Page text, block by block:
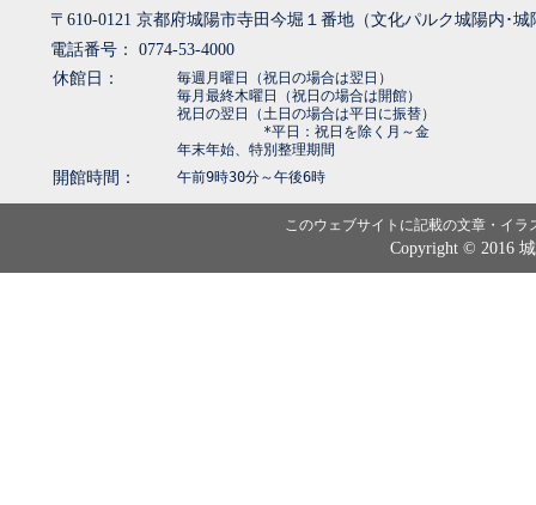
〒610-0121 京都府城陽市寺田今堀１番地（文化パルク城陽内･
電話番号： 0774-53-4000
休館日：
毎週月曜日（祝日の場合は翌日）
毎月最終木曜日（祝日の場合は開館）
祝日の翌日（土日の場合は平日に振替）
*平日：祝日を除く月～金
年末年始、特別整理期間
開館時間： 午前9時30分～午後6時
このウェブサイトに記載の文章・イ
Copyright © 2016